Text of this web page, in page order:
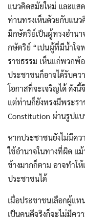
แนวคิดสมัยใหม่ และแส
ท่านทรงเห็นด้วยกับแนว
มีกษัตริย์เป็นผู้ทรงอำนา
กษัตริย์ “เปนผู้ที่มีน้ำใจ
ราชธรรม เห็นแก่พวกพ้
ประชาชนก็อาจได้รับคว
โอกาสที่จะเจริญได้ ดังนี้
แต่ท่านก็ยังทรงมีพระร
Constitution ผ่านรูปแ
หากประชาชนยังไม่มีคว
ใช้อำนาจในทางที่ผิด แม้
ข้างมากก็ตาม อาจทำใ
ประชาชนได้
เมื่อประชาชนเลือกผู้แ
เป็นคนดีจริงก็จะไม่มีค